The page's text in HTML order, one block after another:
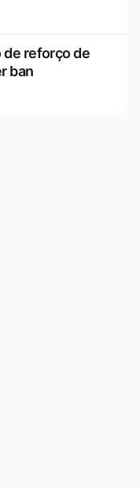
de reforço de
ban